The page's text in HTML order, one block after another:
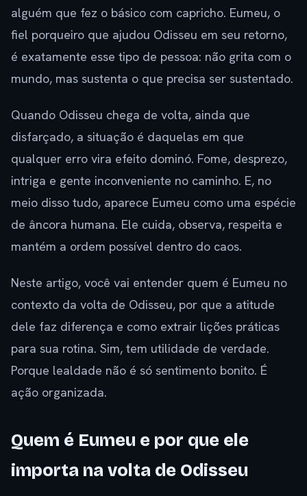
alguém que fez o básico com capricho. Eumeu, o
fiel porqueiro que ajudou Odisseu em seu retorno,
é exatamente esse tipo de pessoa: não grita com o
mundo, mas sustenta o que precisa ser sustentado.
Quando Odisseu chega de volta, ainda que
disfarçado, a situação é daquelas em que
qualquer erro vira efeito dominó. Fome, desprezo,
intriga e gente inconveniente no caminho. E, no
meio disso tudo, aparece Eumeu como uma espécie
de âncora humana. Ele cuida, observa, respeita e
mantém a ordem possível dentro do caos.
Neste artigo, você vai entender quem é Eumeu no
contexto da volta de Odisseu, por que a atitude
dele faz diferença e como extrair lições práticas
para sua rotina. Sim, tem utilidade de verdade.
Porque lealdade não é só sentimento bonito. É
ação organizada.
Quem é Eumeu e por que ele
importa na volta de Odisseu